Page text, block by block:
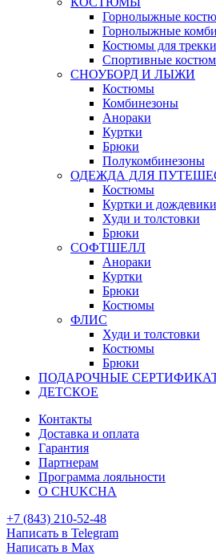
Горнолыжные
Горнолыжные
Костюмы для
Спортивные
СНОУБОРД И ЛЫЖИ
Костюмы
Комбинезоны
Анораки
Куртки
Брюки
Полукомбинезоны
ОДЕЖДА ДЛЯ
Костюмы
Куртки и дождевики
Худи и толстовки
Брюки
СОФТШЕЛЛ
Анораки
Куртки
Брюки
Костюмы
ФЛИС
Худи и толстовки
Костюмы
Брюки
ПОДАРОЧНЫЕ
ДЕТСКОЕ
Контакты
Доставка и оплата
Гарантия
Партнерам
Программа лояльности
О CHUKCHA
+7 (843) 210-52-48
Написать в Telegram
Написать в Max